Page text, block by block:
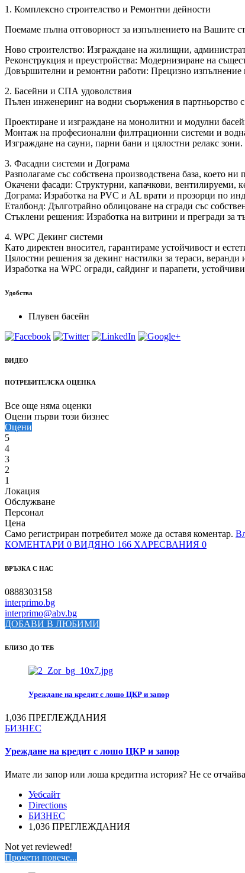
1. Комплексно строителство и Ремонтни дейности
Поемаме пълна отговорност за изпълнението на Вашите
Ново строителство: Изграждане на жилищни,
Реконструкция и преустройства: Модернизиране на
Довършителни и ремонтни работи: Прецизно изпълнение
2. Басейни и СПА удоволствия
Пълен инженеринг на водни съоръжения в партньорство
Проектиране и изграждане на монолитни и модулни
Монтаж на професионални филтрационни системи и
Изграждане на сауни, парни бани и цялостни релакс зони.
3. Фасадни системи и Дограма
Разполагаме със собствена производствена база, което
Окачени фасади: Структурни, капачкови, вентилируеми,
Дограма: Изработка на PVC и AL врати и прозорци по
Еталбонд: Дълготрайно облицоване на сгради със
Стъклени решения: Изработка на витрини и прегради за
4. WPC Декинг системи
Като директен вносител, гарантираме устойчивост и
Цялостни решения за декинг настилки за тераси, веранди
Изработка на WPC огради, сайдинг и парапети,
Удобства
Плувен басейн
ВИДЕО
ПОТРЕБИТЕЛСКА ОЦЕНКА
Все още няма оценки
Оцени първи този бизнес
Оцени
5
4
3
2
1
Локация
Обслужване
Персонал
Цена
Само регистриран потребител може да оставя коментар.
КОМЕНТАРИ 0 ВИДЯНО 166 ХАРЕСВАНИЯ 0
ВРЪЗКА С НАС
0888303158
interprimo.bg
interprimo@abv.bg
ДОБАВИ В ЛЮБИМИ
БЛИЗО ДО ТЕБ
Уреждане на кредит с лошо ЦКР и запор
1,036 ПРЕГЛЕЖДАНИЯ
БИЗНЕС
Уреждане на кредит с лошо ЦКР и запор
Имате ли запор или лоша кредитна история? Не се
Уебсайт
Directions
БИЗНЕС
1,036 ПРЕГЛЕЖДАНИЯ
Not yet reviewed!
Прочети повече...